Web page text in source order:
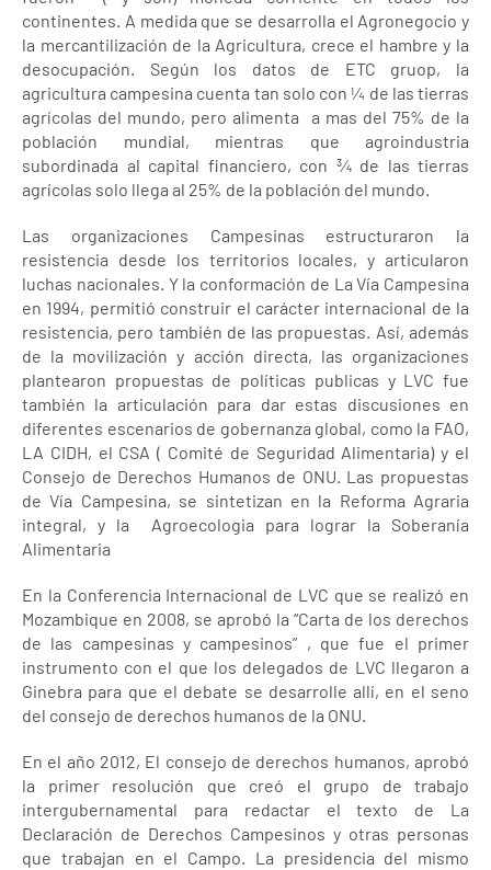
continentes. A medida que se desarrolla el Agronegocio y
la mercantilización de la Agricultura, crece el hambre y la
desocupación. Según los datos de ETC gruop, la
agricultura campesina cuenta tan solo con ¼ de las tierras
agrícolas del mundo, pero alimenta a mas del 75% de la
población mundial, mientras que agroindustria
subordinada al capital financiero, con ¾ de las tierras
agrícolas solo llega al 25% de la población del mundo.
Las organizaciones Campesinas estructuraron la
resistencia desde los territorios locales, y articularon
luchas nacionales. Y la conformación de La Vía Campesina
en 1994, permitió construir el carácter internacional de la
resistencia, pero también de las propuestas. Así, además
de la movilización y acción directa, las organizaciones
plantearon propuestas de políticas publicas y LVC fue
también la articulación para dar estas discusiones en
diferentes escenarios de gobernanza global, como la FAO,
LA CIDH, el CSA ( Comité de Seguridad Alimentaria) y el
Consejo de Derechos Humanos de ONU. Las propuestas
de Vía Campesina, se sintetizan en la Reforma Agraria
integral, y la Agroecologia para lograr la Soberanía
Alimentaria
En la Conferencia Internacional de LVC que se realizó en
Mozambique en 2008, se aprobó la “Carta de los derechos
de las campesinas y campesinos” , que fue el primer
instrumento con el que los delegados de LVC llegaron a
Ginebra para que el debate se desarrolle allí, en el seno
del consejo de derechos humanos de la ONU.
En el año 2012, El consejo de derechos humanos, aprobó
la primer resolución que creó el grupo de trabajo
intergubernamental para redactar el texto de La
Declaración de Derechos Campesinos y otras personas
que trabajan en el Campo. La presidencia del mismo